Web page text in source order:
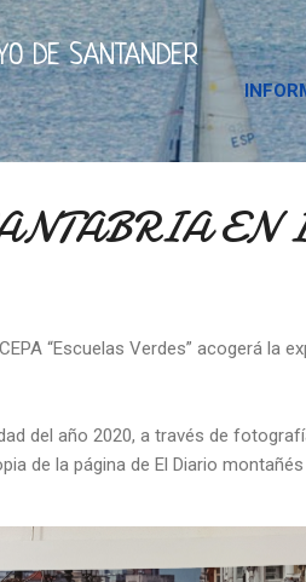
Ir al contenido
DE SANTANDER
EN
“Escuelas Verdes” acogerá la
del año 2020, a través de
de la página de El Diario